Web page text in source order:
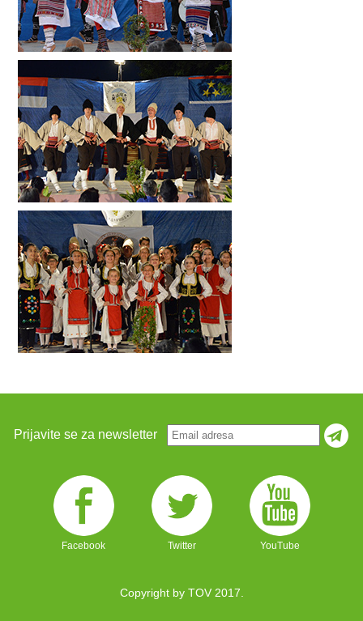
Prijavite se za newsletter
Facebook Twitter YouTube
Copyright by TOV 2017.